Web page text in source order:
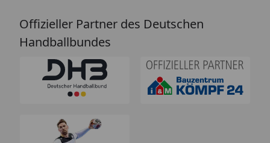
Offizieller Partner des Deutschen
Handballbundes